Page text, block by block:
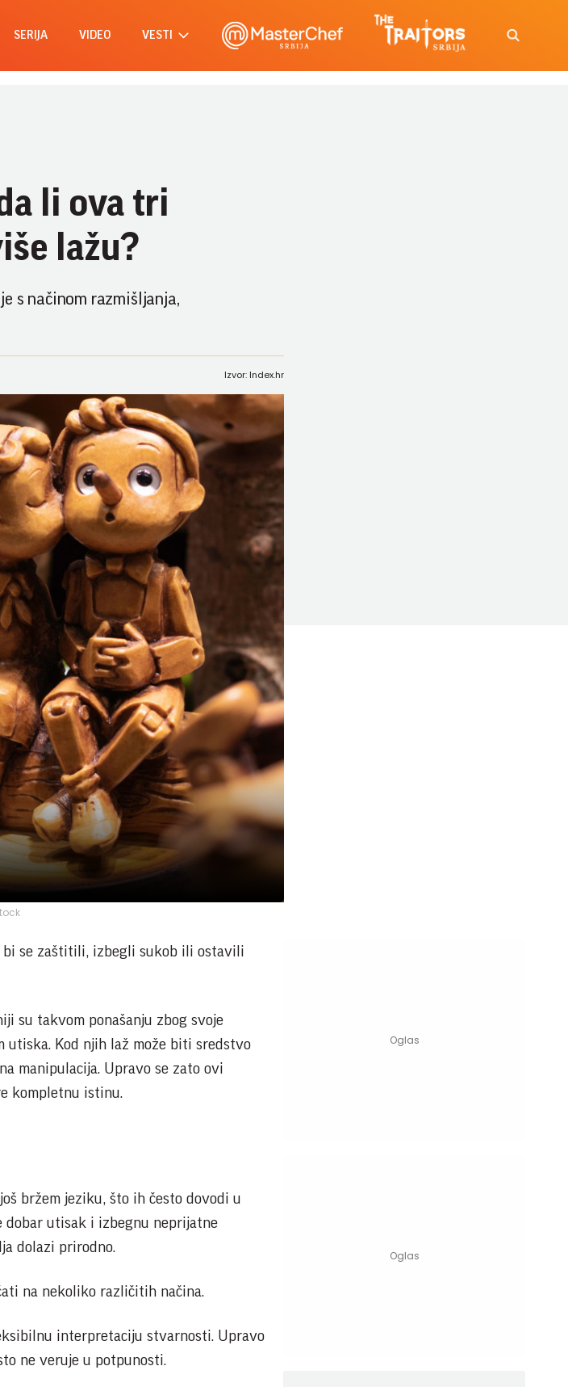
SERIJA VIDEO VESTI
li ova tri
lažu?
s načinom razmišljanja,
Izvor: Index.hr
bi se zaštitili, izbegli sukob ili ostavili
su takvom ponašanju zbog svoje
Kod njih laž može biti sredstvo
manipulacija. Upravo se zato ovi
kompletnu istinu.
bržem jeziku, što ih često dovodi u
dobar utisak i izbegnu neprijatne
dolazi prirodno.
na nekoliko različitih načina.
interpretaciju stvarnosti. Upravo
ne veruje u potpunosti.